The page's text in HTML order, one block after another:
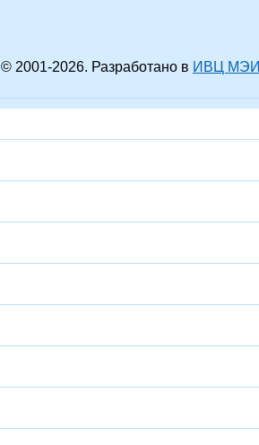
© 2001-2026. Разработано в ИВЦ МЭИ